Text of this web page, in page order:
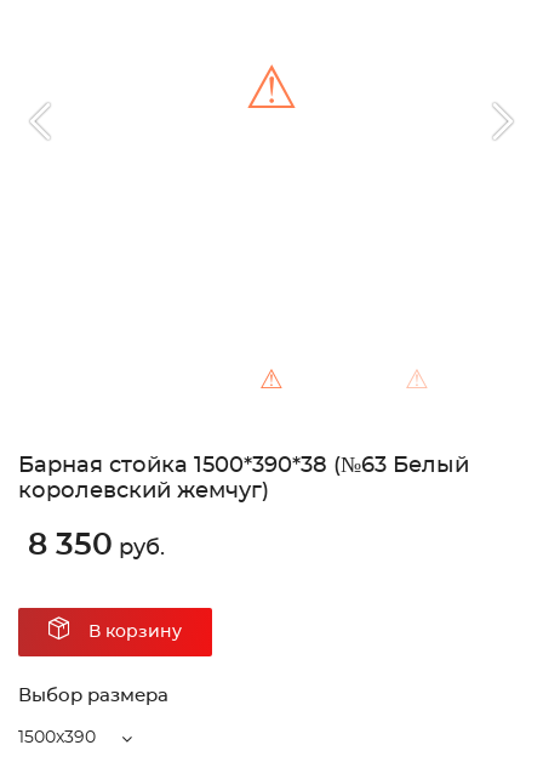
⚠ ⚠
⚠
Барная стойка 1500*390*38 (№63 Белый
королевский жемчуг)
8 350 руб.
В корзину
Выбор размера
1500x390